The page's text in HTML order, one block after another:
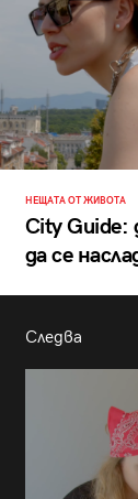
НЕЩАТА ОТ ЖИВОТА
City
да се
Следва